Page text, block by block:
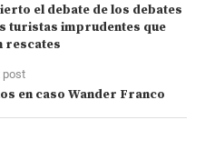
el debate de los debates
turistas imprudentes que
rescates
post
en caso Wander Franco